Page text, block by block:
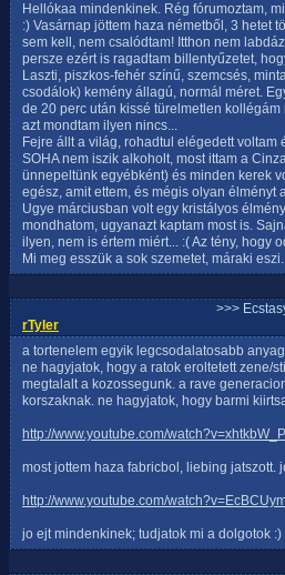
Hellókaa mindenkinek. Rég fórumoztam,
:) Vasárnap jöttem haza németből, 3 hetet
sem kell, nem csalódtam! Itthon nem
persze ezért is ragadtam billentyűzetet,
Laszti, piszkos-fehér színű, szemcsés,
csodálok) kemény állagú, normál méret.
de 20 perc után kissé türelmetlen
azt mondtam ilyen nincs...
Fejre állt a világ, rohadtul elégedett
SOHA nem iszik alkoholt, most ittam a
ünnepeltünk egyébként) és minden kerek
egész, amit ettem, és mégis olyan élményt
Ugye márciusban volt egy kristályos
mondhatom, ugyanazt kaptam most is.
ilyen, nem is értem miért... :( Az tény, hogy
Mi meg esszük a sok szemetet, máraki
>>>
rTyler
a tortenelem egyik legcsodalatosabb
ne hagyjatok, hogy a ratok eroltetett zene/
megtalalt a kozossegunk. a rave
korszaknak. ne hagyjatok, hogy barmi
http://www.youtube.com/
most jottem haza fabricbol, liebing jatszott.
http://www.youtube.com/
jo ejt mindenkinek; tudjatok mi a dolgotok :)